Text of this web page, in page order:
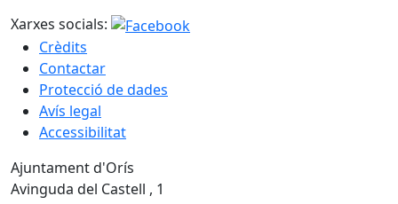
Xarxes socials:
Crèdits
Contactar
Protecció de dades
Avís legal
Accessibilitat
Ajuntament d'Orís
Avinguda del Castell , 1